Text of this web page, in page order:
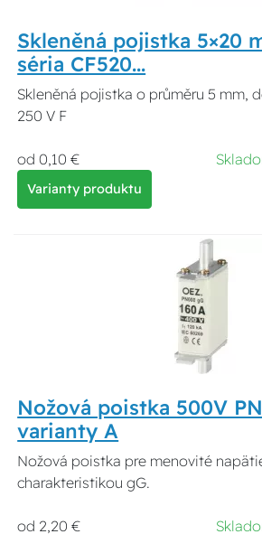
Skleněná pojistka 5×20
séria CF520...
Skleněná pojistka o průměru 5 mm,
250 V F
od 0,10 €
Varianty produktu
Nožová poistka 500V
varianty A
Nožová poistka pre menovité
charakteristikou gG.
od 2,20 €